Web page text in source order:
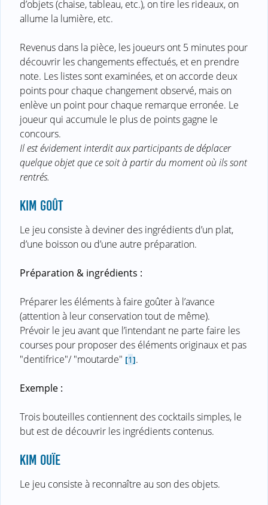
d’objets (chaise, tableau, etc.), on tire les rideaux, on
allume la lumière, etc.
Revenus dans la pièce, les joueurs ont 5 minutes pour
découvrir les changements effectués, et en prendre
note. Les listes sont examinées, et on accorde deux
points pour chaque changement observé, mais on
enlève un point pour chaque remarque erronée. Le
joueur qui accumule le plus de points gagne le
concours.
Il est évidement interdit aux participants de déplacer
quelque objet que ce soit à partir du moment où ils sont
rentrés.
KIM GOÛT
Le jeu consiste à deviner des ingrédients d’un plat,
d’une boisson ou d’une autre préparation.
Préparation & ingrédients :
Préparer les éléments à faire goûter à l’avance
(attention à leur conservation tout de même).
Prévoir le jeu avant que l’intendant ne parte faire les
courses pour proposer des éléments originaux et pas
"dentifrice"/ "moutarde" [1].
Exemple :
Trois bouteilles contiennent des cocktails simples, le
but est de découvrir les ingrédients contenus.
KIM OUÏE
Le jeu consiste à reconnaître au son des objets.